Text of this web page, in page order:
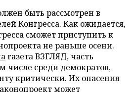
быть рассмотрен в
Конгресса. Как ожидается,
сможет приступить к
не раньше осени.
газета ВЗГЛЯД, часть
числе среди демократов,
критически. Их опасения
может